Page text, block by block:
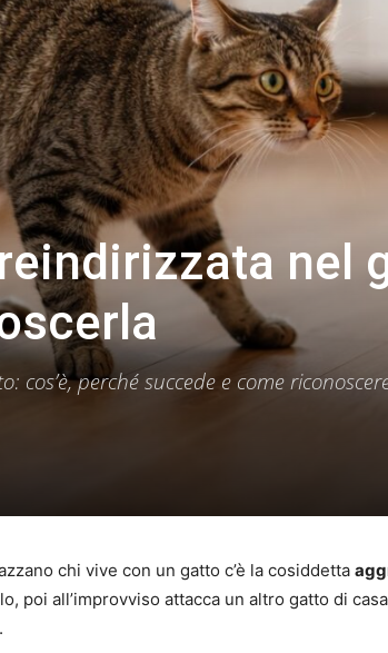
nel
cos’è, perché succede e come
chi vive con un gatto c’è la cosiddetta
poi all’improvviso attacca un altro gatto di